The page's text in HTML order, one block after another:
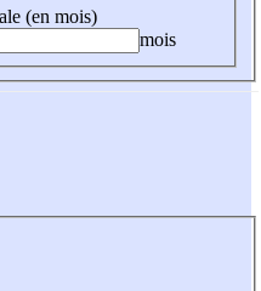
(en mois)
mois